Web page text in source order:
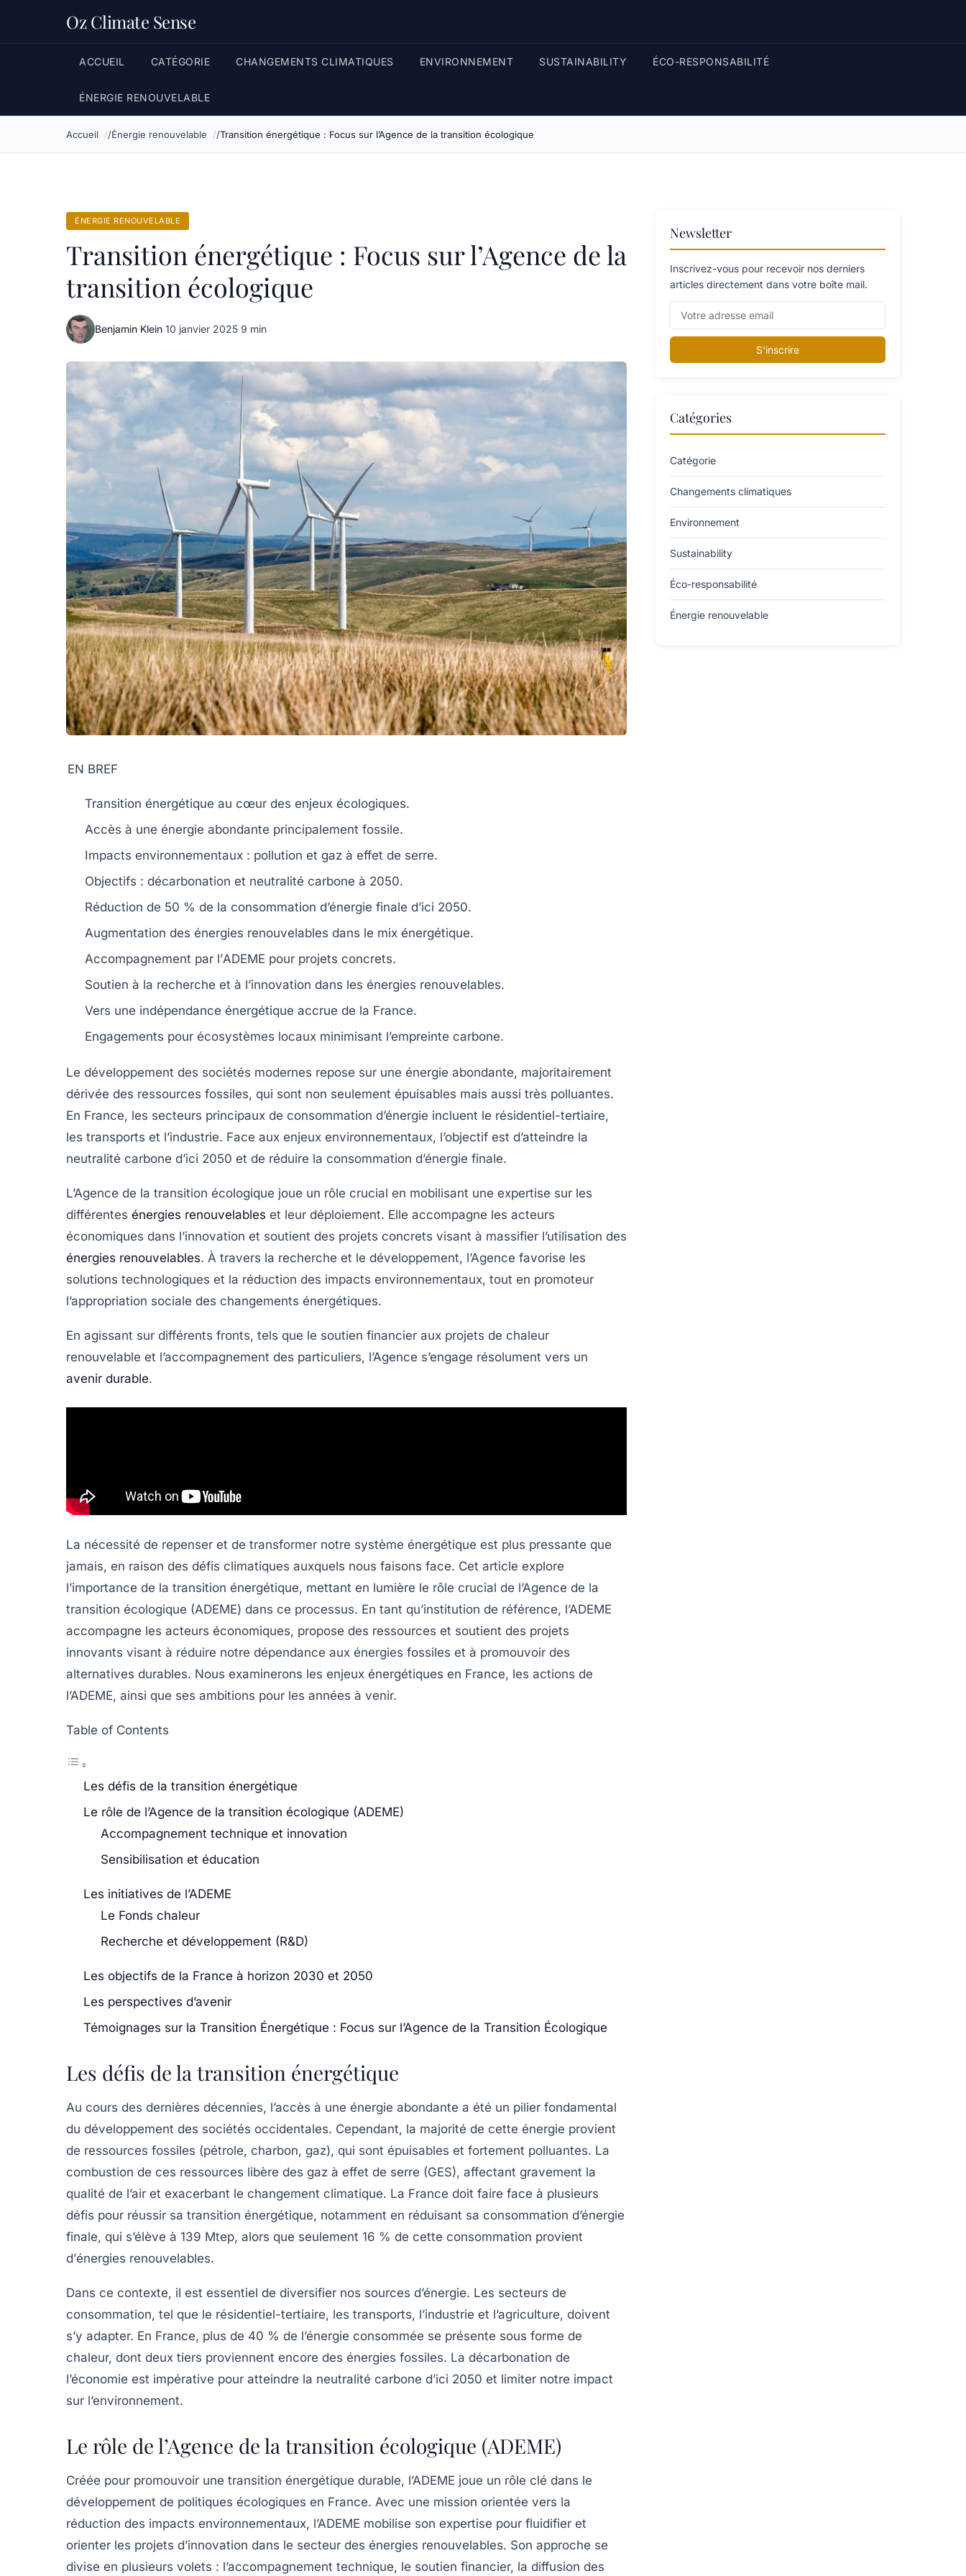
Oz Climate Sense
ACCUEIL CATÉGORIE CHANGEMENTS CLIMATIQUES ENVIRONNEMENT SUSTAINABILITY ÉCO-RESPONSABILITÉ
ÉNERGIE RENOUVELABLE
Accueil Énergie renouvelable Transition énergétique : Focus sur l’Agence de la transition écologique
ÉNERGIE RENOUVELABLE
Transition énergétique : Focus sur l’Agence de la
transition écologique
Benjamin Klein·10 janvier 2025·9 min
EN BREF
Transition énergétique au cœur des enjeux écologiques.
Accès à une énergie abondante principalement fossile.
Impacts environnementaux : pollution et gaz à effet de serre.
Objectifs : décarbonation et neutralité carbone à 2050.
Réduction de 50 % de la consommation d’énergie finale d’ici 2050.
Augmentation des énergies renouvelables dans le mix énergétique.
Accompagnement par l’ADEME pour projets concrets.
Soutien à la recherche et à l’innovation dans les énergies renouvelables.
Vers une indépendance énergétique accrue de la France.
Engagements pour écosystèmes locaux minimisant l’empreinte carbone.
Le développement des sociétés modernes repose sur une énergie abondante, majoritairement
dérivée des ressources fossiles, qui sont non seulement épuisables mais aussi très polluantes.
En France, les secteurs principaux de consommation d’énergie incluent le résidentiel-tertiaire,
les transports et l’industrie. Face aux enjeux environnementaux, l’objectif est d’atteindre la
neutralité carbone d’ici 2050 et de réduire la consommation d’énergie finale.
L’Agence de la transition écologique joue un rôle crucial en mobilisant une expertise sur les
différentes énergies renouvelables et leur déploiement. Elle accompagne les acteurs
économiques dans l’innovation et soutient des projets concrets visant à massifier l’utilisation des
énergies renouvelables. À travers la recherche et le développement, l’Agence favorise les
solutions technologiques et la réduction des impacts environnementaux, tout en promoteur
l’appropriation sociale des changements énergétiques.
En agissant sur différents fronts, tels que le soutien financier aux projets de chaleur
renouvelable et l’accompagnement des particuliers, l’Agence s’engage résolument vers un
avenir durable.
La nécessité de repenser et de transformer notre système énergétique est plus pressante que
jamais, en raison des défis climatiques auxquels nous faisons face. Cet article explore
l’importance de la transition énergétique, mettant en lumière le rôle crucial de l’Agence de la
transition écologique (ADEME) dans ce processus. En tant qu’institution de référence, l’ADEME
accompagne les acteurs économiques, propose des ressources et soutient des projets
innovants visant à réduire notre dépendance aux énergies fossiles et à promouvoir des
alternatives durables. Nous examinerons les enjeux énergétiques en France, les actions de
l’ADEME, ainsi que ses ambitions pour les années à venir.
Table of Contents
Les défis de la transition énergétique
Le rôle de l’Agence de la transition écologique (ADEME)
Accompagnement technique et innovation
Sensibilisation et éducation
Les initiatives de l’ADEME
Le Fonds chaleur
Recherche et développement (R&D)
Les objectifs de la France à horizon 2030 et 2050
Les perspectives d’avenir
Témoignages sur la Transition Énergétique : Focus sur l’Agence de la Transition Écologique
Les défis de la transition énergétique
Au cours des dernières décennies, l’accès à une énergie abondante a été un pilier fondamental
du développement des sociétés occidentales. Cependant, la majorité de cette énergie provient
de ressources fossiles (pétrole, charbon, gaz), qui sont épuisables et fortement polluantes. La
combustion de ces ressources libère des gaz à effet de serre (GES), affectant gravement la
qualité de l’air et exacerbant le changement climatique. La France doit faire face à plusieurs
défis pour réussir sa transition énergétique, notamment en réduisant sa consommation d’énergie
finale, qui s’élève à 139 Mtep, alors que seulement 16 % de cette consommation provient
d’énergies renouvelables.
Dans ce contexte, il est essentiel de diversifier nos sources d’énergie. Les secteurs de
consommation, tel que le résidentiel-tertiaire, les transports, l’industrie et l’agriculture, doivent
s’y adapter. En France, plus de 40 % de l’énergie consommée se présente sous forme de
chaleur, dont deux tiers proviennent encore des énergies fossiles. La décarbonation de
l’économie est impérative pour atteindre la neutralité carbone d’ici 2050 et limiter notre impact
sur l’environnement.
Le rôle de l’Agence de la transition écologique (ADEME)
Créée pour promouvoir une transition énergétique durable, l’ADEME joue un rôle clé dans le
développement de politiques écologiques en France. Avec une mission orientée vers la
réduction des impacts environnementaux, l’ADEME mobilise son expertise pour fluidifier et
orienter les projets d’innovation dans le secteur des énergies renouvelables. Son approche se
divise en plusieurs volets : l’accompagnement technique, le soutien financier, la diffusion des
Newsletter
Inscrivez-vous pour recevoir nos derniers
articles directement dans votre boîte mail.
S'inscrire
Catégories
Catégorie
Changements climatiques
Environnement
Sustainability
Éco-responsabilité
Énergie renouvelable